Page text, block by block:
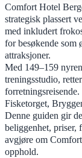
Comfort Hotel
strategisk plassert
med inkludert
for besøkende som
attraksjoner.
Med 149–159
treningsstudio,
Fisketorget,
Denne guiden gir
beliggenhet, priser,
avgjøre om
opphold.